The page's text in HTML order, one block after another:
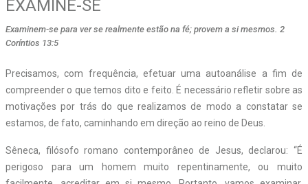
EXAMINE-SE
Examinem-se para ver se realmente estão na fé; provem a si mesmos. 2
Coríntios 13:5
Precisamos, com frequência, efetuar uma autoanálise a fim de
compreender o que temos dito e feito. É necessário refletir sobre as
motivações por trás do que realizamos de modo a constatar se
estamos, de fato, caminhando em direção ao reino de Deus.
Sêneca, filósofo romano contemporâneo de Jesus, declarou: “É
perigoso para um homem muito repentinamente, ou muito